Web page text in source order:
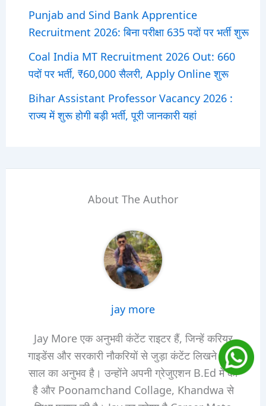
Punjab and Sind Bank Apprentice
Recruitment 2026: बिना परीक्षा 635 पदों पर भर्ती शुरू
Coal India MT Recruitment 2026 Out: 660
पदों पर भर्ती, ₹60,000 सैलरी, Apply Online शुरू
Bihar Assistant Professor Vacancy 2026 :
राज्य में शुरू होगी बड़ी भर्ती, पूरी जानकारी यहां
About The Author
jay more
Jay More एक अनुभवी कंटेंट राइटर हैं, जिन्हें करियर
गाइडेंस और सरकारी नौकरियों से जुड़ा कंटेंट लिखने का 3
साल का अनुभव है। उन्होंने अपनी ग्रेजुएशन B.Ed में की
है और Poonamchand Collage, Khandwa से